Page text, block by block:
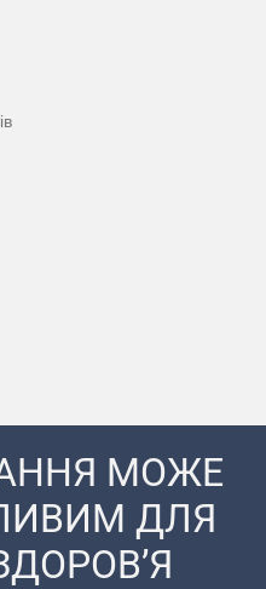
МОЖЕ
ДЛЯ